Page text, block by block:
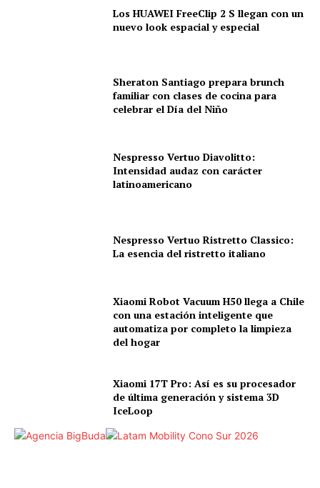
Los HUAWEI FreeClip 2 S llegan con un
nuevo look espacial y especial
Sheraton Santiago prepara brunch
familiar con clases de cocina para
celebrar el Día del Niño
Nespresso Vertuo Diavolitto:
Intensidad audaz con carácter
latinoamericano
Nespresso Vertuo Ristretto Classico:
La esencia del ristretto italiano
Xiaomi Robot Vacuum H50 llega a Chile
con una estación inteligente que
automatiza por completo la limpieza
del hogar
Xiaomi 17T Pro: Así es su procesador
de última generación y sistema 3D
IceLoop